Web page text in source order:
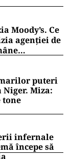
Moody’s. Ce
agenției de
puteri
Miza:
tone
infernale
începe să